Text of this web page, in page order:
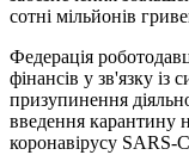
сотні мільйонів
Федерація
фінансів у зв'язку із
призупинення
введення карантину
коронавірусу SARS-